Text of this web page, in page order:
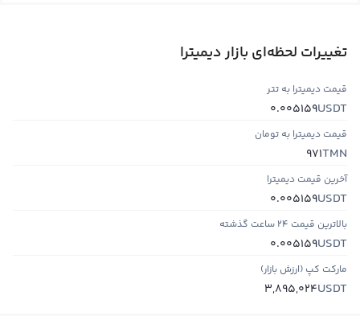
تغییرات لحظه‌ای بازار دیمیترا
قیمت دیمیترا به تتر
USDT
0.005159
قیمت دیمیترا به تومان
TMN
971
آخرین قیمت دیمیترا
USDT
0.005159
بالاترین قیمت ۲۴ ساعت گذشته
USDT
0.005159
مارکت کپ (ارزش بازار)
USDT
3,895,024